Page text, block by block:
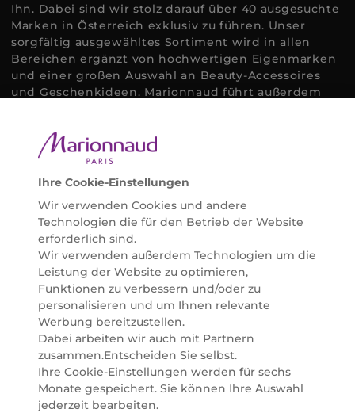
Ihn. Dabei sind wir stolz darauf über 40 ausgesuchte
Marken in Österreich exklusiv zu führen. Unser
sorgfältig ausgewähltes Sortiment wird in allen
Bereichen ergänzt von hochwertigen Eigenmarken
und einer großen Auswahl an Beauty-Accessoires
und Geschenkideen. Marionnaud führt außerdem
Bedürfnissen individuell mit der perfekten Lösung
helfen zu können. Entdecken Sie auch unsere
Online Beauty Beratungen und bestellen Sie ganz
einfach alles für Ihre Beauty Routine direkt nach
Hause oder in Ihre Wunsch-Parfümerie liefern.
BERATUNG & EXPERTISE
Marionnaud wurde im Jahr 1984 in Paris gegründet
und ist seit 2001 in Österreich vertreten. Mit rund 80
Parfümerien und unserem Online Shop sind wir
Marktführer im selektiven Beautyhandel in
Österreich. Seit 2023 liefern wir auch nach
Deutschland. Durch abwechselnde Aktionen und
attraktive Angebote zu allen Anlässen finden Sie bei
Marionnaud alles, was Beauty Herzen höherschlagen
lässt. Wir glauben fest daran, dass Freude auf viele
Arten geschaffen werden kann. Vom beruhigenden
Ihre Cookie-Einstellungen
Wir verwenden Cookies und andere
Technologien die für den Betrieb der Website
erforderlich sind.
Wir verwenden außerdem Technologien um die
Leistung der Website zu optimieren,
Funktionen zu verbessern und/oder zu
personalisieren und um Ihnen relevante
Werbung bereitzustellen.
Dabei arbeiten wir auch mit Partnern
zusammen.Entscheiden Sie selbst.
Ihre Cookie-Einstellungen werden für sechs
Monate gespeichert. Sie können Ihre Auswahl
jederzeit bearbeiten.